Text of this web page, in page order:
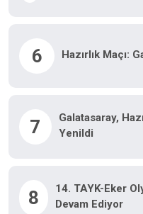
6 Hazırlık Maçı:
7
Galatasaray,
Yenildi
8
14. TAYK-Eker
Devam Ediyor